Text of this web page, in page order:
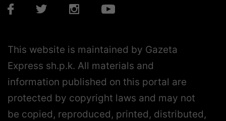
This website is maintained by Gazeta
Express sh.p.k. All materials and
information published on this portal are
protected by copyright laws and may not
be copied, reproduced, printed, distributed,